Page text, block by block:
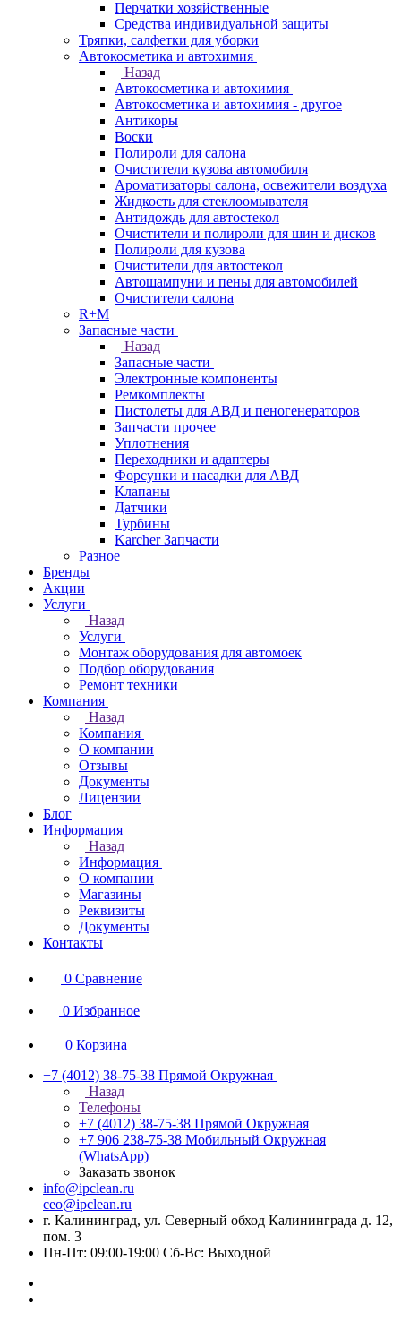
Перчатки хозяйственные
Средства индивидуальной защиты
Тряпки, салфетки для уборки
Автокосметика и автохимия
Назад
Автокосметика и автохимия
Автокосметика и автохимия - другое
Антикоры
Воски
Полироли для салона
Очистители кузова автомобиля
Ароматизаторы салона, освежители воздуха
Жидкость для стеклоомывателя
Антидождь для автостекол
Очистители и полироли для шин и дисков
Полироли для кузова
Очистители для автостекол
Автошампуни и пены для автомобилей
Очистители салона
R+M
Запасные части
Назад
Запасные части
Электронные компоненты
Ремкомплекты
Пистолеты для АВД и пеногенераторов
Запчасти прочее
Уплотнения
Переходники и адаптеры
Форсунки и насадки для АВД
Клапаны
Датчики
Турбины
Karcher Запчасти
Разное
Бренды
Акции
Услуги
Назад
Услуги
Монтаж оборудования для автомоек
Подбор оборудования
Ремонт техники
Компания
Назад
Компания
О компании
Отзывы
Документы
Лицензии
Блог
Информация
Назад
Информация
О компании
Магазины
Реквизиты
Документы
Контакты
0 Сравнение
0 Избранное
0 Корзина
+7 (4012) 38-75-38 Прямой Окружная
Назад
Телефоны
+7 (4012) 38-75-38 Прямой Окружная
+7 906 238-75-38 Мобильный Окружная
(WhatsApp)
Заказать звонок
info@ipclean.ru
ceo@ipclean.ru
г. Калининград, ул. Северный обход Калининграда д. 12,
пом. 3
Пн-Пт: 09:00-19:00 Сб-Вс: Выходной